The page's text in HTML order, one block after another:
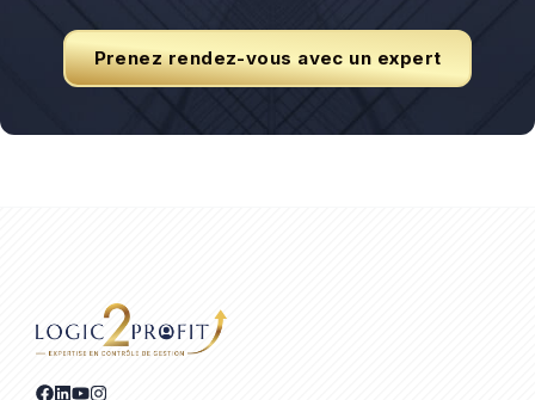
Prenez rendez-vous avec un expert